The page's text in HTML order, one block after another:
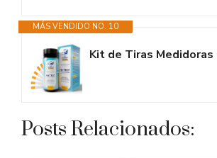
MÁS VENDIDO NO. 10
Posts Relacionados: